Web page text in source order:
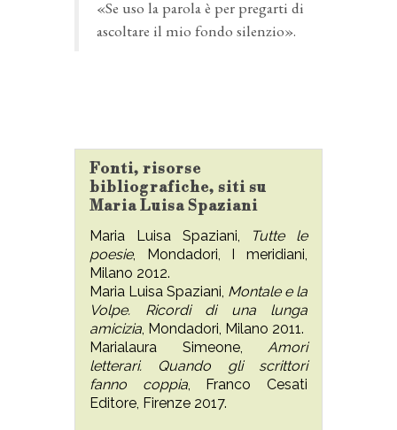
«Se uso la parola è per pregarti di
ascoltare il mio fondo silenzio».
Fonti, risorse
bibliografiche, siti su
Maria Luisa Spaziani
Maria Luisa Spaziani,
Tutte le
poesie, Mondadori, I meridiani,
Milano 2012.
Maria Luisa Spaziani, Montale e la
Volpe. Ricordi di una lunga
amicizia , Mondadori, Milano 2011.
Marialaura Simeone, Amori
letterari. Quando gli scrittori
fanno coppia, Franco Cesati
Editore, Firenze 2017.